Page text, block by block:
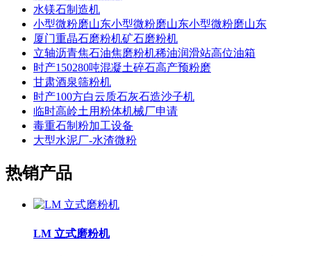
水镁石制造机
小型微粉磨山东小型微粉磨山东小型微粉磨山东
厦门重晶石磨粉机矿石磨粉机
立轴沥青焦石油焦磨粉机稀油润滑站高位油箱
时产150280吨混凝土碎石高产预粉磨
甘肃酒泉筛粉机
时产100方白云质石灰石造沙子机
临时高岭土用粉体机械厂申请
毒重石制粉加工设备
大型水泥厂-水渣微粉
热销产品
LM 立式磨粉机